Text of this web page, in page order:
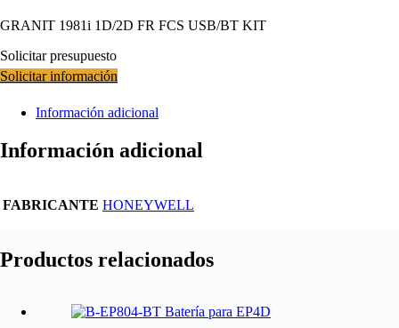
GRANIT 1981i 1D/2D FR FCS USB/BT KIT
Solicitar presupuesto
Solicitar información
Información adicional
Información adicional
FABRICANTE HONEYWELL
Productos relacionados